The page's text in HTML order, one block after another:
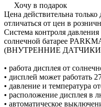
Хочу в подарок
Цена действительна
отличаться от цен в
Система контроля
солнечной батарее
(ВНУТРЕННИЕ
• работа дисплея от
• дисплей может работать
• давление и температура
• расположение дисплея в
• автоматическое